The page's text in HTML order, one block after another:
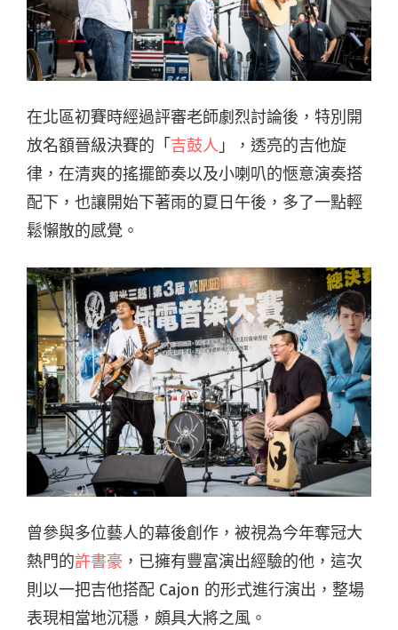
在北區初賽時經過評審老師劇烈討論後，特別開
放名額晉級決賽的「吉鼓人 」，透亮的吉他旋
律，在清爽的搖擺節奏以及小喇叭的愜意演奏搭
配下，也讓開始下著雨的夏日午後，多了一點輕
鬆懶散的感覺。
曾參與多位藝人的幕後創作，被視為今年奪冠大
熱門的許書豪 ，已擁有豐富演出經驗的他，這次
則以一把吉他搭配 Cajon 的形式進行演出，整場
表現相當地沉穩，頗具大將之風。